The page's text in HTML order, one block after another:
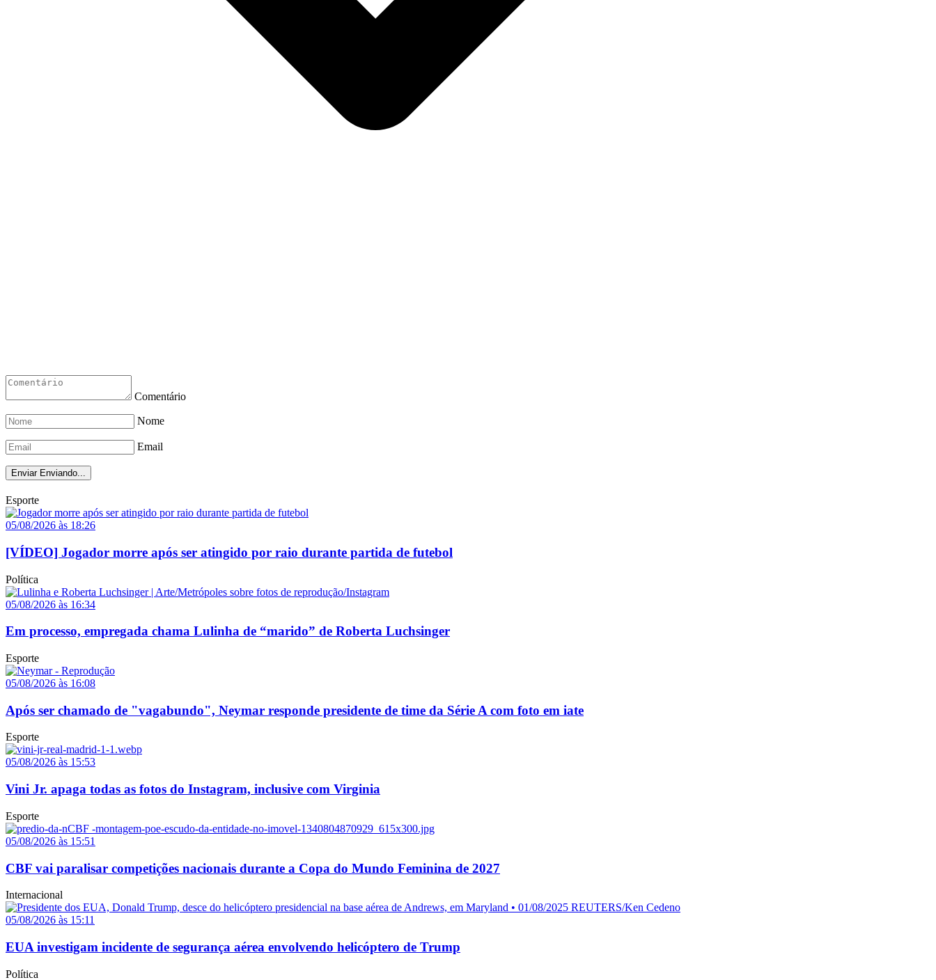
Comentário
Nome
Email
Enviar Enviando...
Esporte
05/08/2026 às 18:26
[VÍDEO] Jogador morre após ser atingido por raio durante partida de futebol
Política
05/08/2026 às 16:34
Em processo, empregada chama Lulinha de “marido” de Roberta Luchsinger
Esporte
05/08/2026 às 16:08
Após ser chamado de "vagabundo", Neymar responde presidente de time da Série A com foto em iate
Esporte
05/08/2026 às 15:53
Vini Jr. apaga todas as fotos do Instagram, inclusive com Virginia
Esporte
05/08/2026 às 15:51
CBF vai paralisar competições nacionais durante a Copa do Mundo Feminina de 2027
Internacional
05/08/2026 às 15:11
EUA investigam incidente de segurança aérea envolvendo helicóptero de Trump
Política